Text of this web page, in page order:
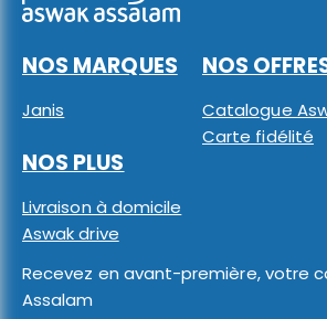
NOS MARQUES
Janis
NOS
Catalogue
Carte fidélité
NOS PLUS
Livraison à domicile
Aswak drive
Recevez en avant-première, votre
Assalam